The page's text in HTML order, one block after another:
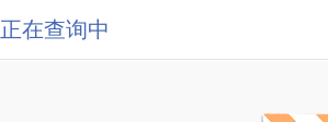
正在查询中